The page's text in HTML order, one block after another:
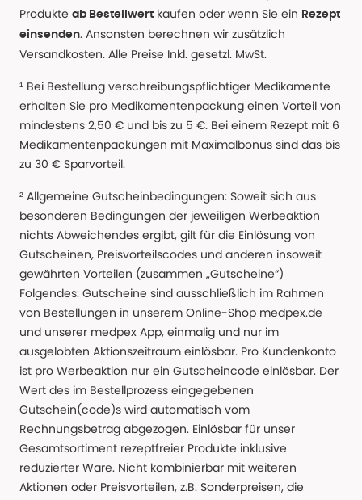
Produkte ab Bestellwert kaufen oder wenn Sie ein Rezept
einsenden. Ansonsten berechnen wir zusätzlich
Versandkosten. Alle Preise Inkl. gesetzl. MwSt.
¹ Bei Bestellung verschreibungspflichtiger Medikamente
erhalten Sie pro Medikamentenpackung einen Vorteil von
mindestens 2,50 € und bis zu 5 €. Bei einem Rezept mit 6
Medikamentenpackungen mit Maximalbonus sind das bis
zu 30 € Sparvorteil.
² Allgemeine Gutscheinbedingungen: Soweit sich aus
besonderen Bedingungen der jeweiligen Werbeaktion
nichts Abweichendes ergibt, gilt für die Einlösung von
Gutscheinen, Preisvorteilscodes und anderen insoweit
gewährten Vorteilen (zusammen „Gutscheine“)
Folgendes: Gutscheine sind ausschließlich im Rahmen
von Bestellungen in unserem Online-Shop medpex.de
und unserer medpex App, einmalig und nur im
ausgelobten Aktionszeitraum einlösbar. Pro Kundenkonto
ist pro Werbeaktion nur ein Gutscheincode einlösbar. Der
Wert des im Bestellprozess eingegebenen
Gutschein(code)s wird automatisch vom
Rechnungsbetrag abgezogen. Einlösbar für unser
Gesamtsortiment rezeptfreier Produkte inklusive
reduzierter Ware. Nicht kombinierbar mit weiteren
Aktionen oder Preisvorteilen, z.B. Sonderpreisen, die